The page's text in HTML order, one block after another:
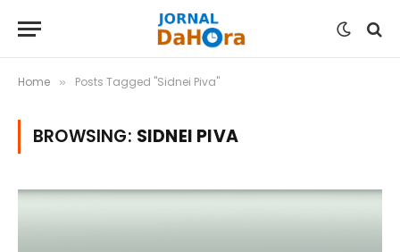
Home » Posts Tagged "Sidnei Piva"
BROWSING: SIDNEI PIVA